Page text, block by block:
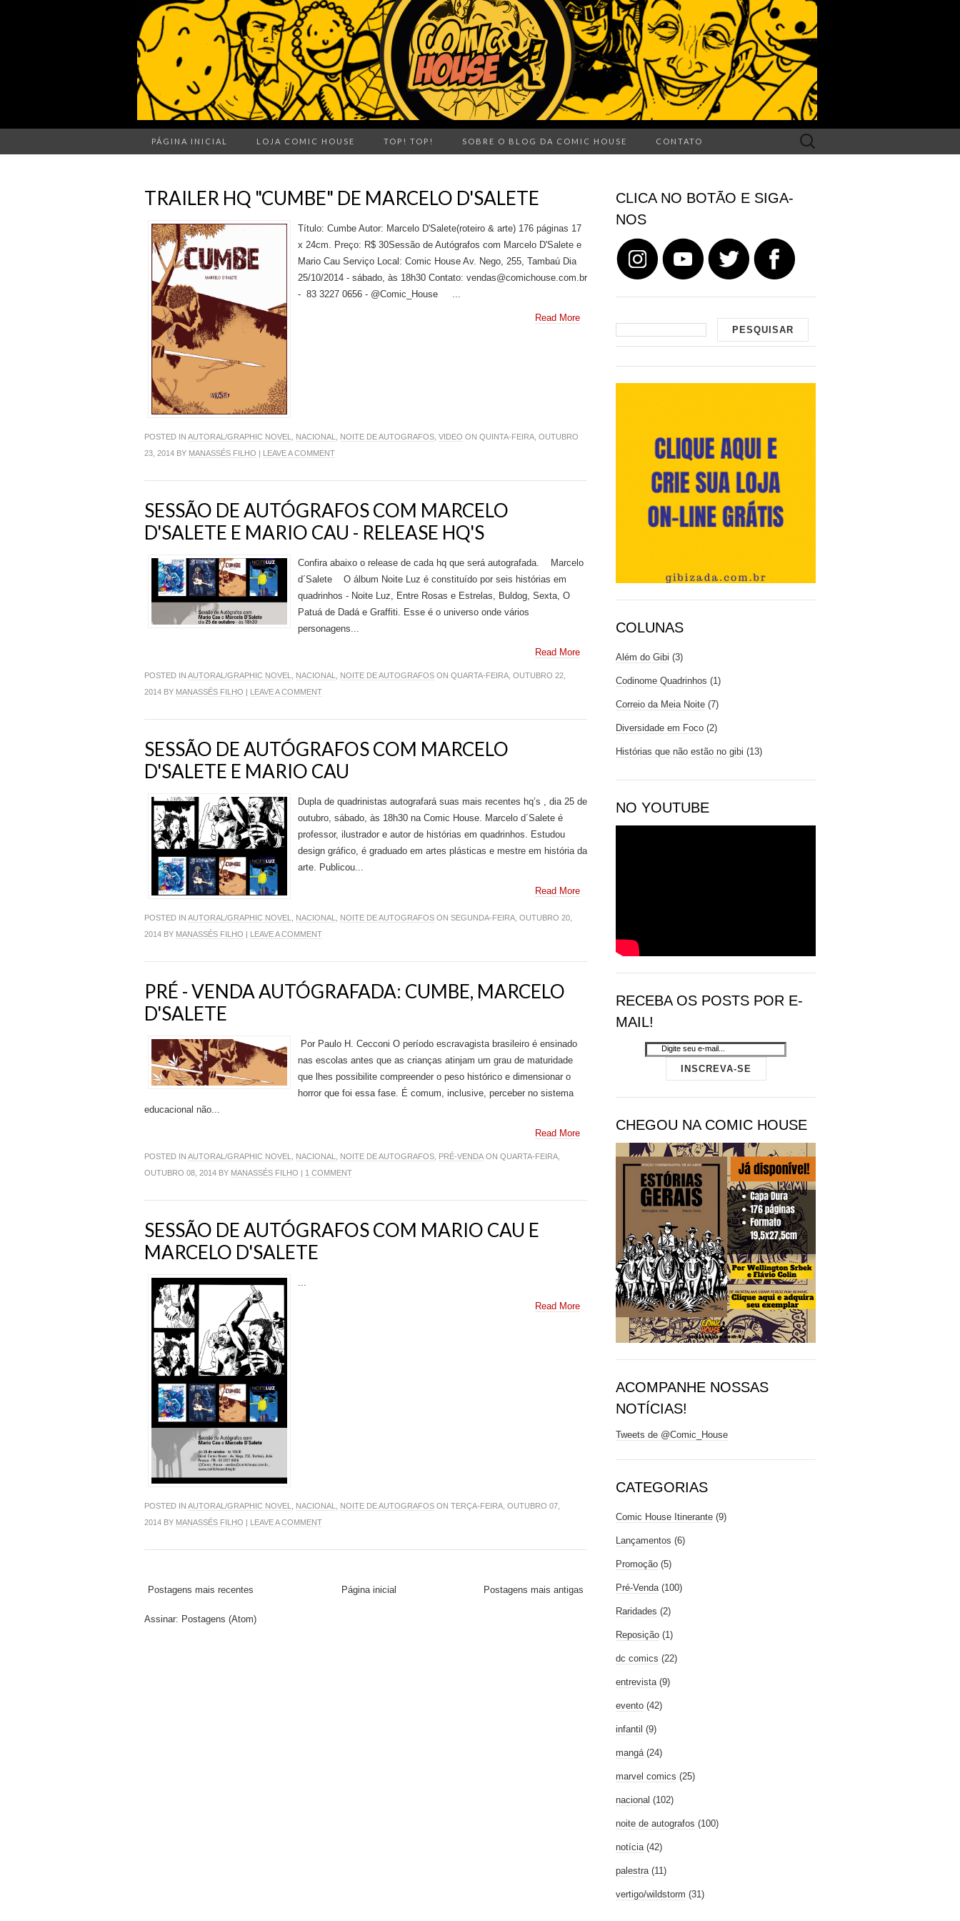
PÁGINA INICIAL LOJA COMIC HOUSE TOP! TOP! SOBRE O BLOG DA COMIC HOUSE CONTATO
Search
for:
TRAILER HQ "CUMBE" DE MARCELO D'SALETE
Título: Cumbe Autor: Marcelo D'Salete(roteiro & arte) 176 páginas 17
x 24cm. Preço: R$ 30Sessão de Autógrafos com Marcelo D'Salete e
Mario Cau Serviço Local: Comic House Av. Nego, 255, Tambaú Dia
25/10/2014 - sábado, às 18h30 Contato: vendas@comichouse.com.br
- 83 3227 0656 - @Comic_House ...
Read More
POSTED IN AUTORAL/GRAPHIC NOVEL NACIONAL NOITE DE AUTOGRAFOS VIDEO ON QUINTA-FEIRA, OUTUBRO
23, 2014 BY MANASSÉS FILHO | LEAVE A COMMENT
SESSÃO DE AUTÓGRAFOS COM MARCELO
D'SALETE E MARIO CAU - RELEASE HQ'S
Confira abaixo o release de cada hq que será autografada. Marcelo
d´Salete O álbum Noite Luz é constituído por seis histórias em
quadrinhos - Noite Luz, Entre Rosas e Estrelas, Buldog, Sexta, O
Patuá de Dadá e Graffiti. Esse é o universo onde vários
personagens...
Read More
POSTED IN AUTORAL/GRAPHIC NOVEL NACIONAL NOITE DE AUTOGRAFOS ON QUARTA-FEIRA, OUTUBRO 22,
2014 BY MANASSÉS FILHO | LEAVE A COMMENT
SESSÃO DE AUTÓGRAFOS COM MARCELO
D'SALETE E MARIO CAU
Dupla de quadrinistas autografará suas mais recentes hq’s , dia 25 de
outubro, sábado, às 18h30 na Comic House. Marcelo d´Salete é
professor, ilustrador e autor de histórias em quadrinhos. Estudou
design gráfico, é graduado em artes plásticas e mestre em história da
arte. Publicou...
Read More
POSTED IN AUTORAL/GRAPHIC NOVEL NACIONAL NOITE DE AUTOGRAFOS ON SEGUNDA-FEIRA, OUTUBRO 20,
2014 BY MANASSÉS FILHO | LEAVE A COMMENT
PRÉ - VENDA AUTÓGRAFADA: CUMBE, MARCELO
D'SALETE
Por Paulo H. Cecconi O período escravagista brasileiro é ensinado
nas escolas antes que as crianças atinjam um grau de maturidade
que lhes possibilite compreender o peso histórico e dimensionar o
horror que foi essa fase. É comum, inclusive, perceber no sistema
educacional não...
Read More
POSTED IN AUTORAL/GRAPHIC NOVEL NACIONAL NOITE DE AUTOGRAFOS PRÉ-VENDA ON QUARTA-FEIRA,
OUTUBRO 08, 2014 BY MANASSÉS FILHO | 1 COMMENT
SESSÃO DE AUTÓGRAFOS COM MARIO CAU E
MARCELO D'SALETE
...
Read More
POSTED IN AUTORAL/GRAPHIC NOVEL NACIONAL NOITE DE AUTOGRAFOS ON TERÇA-FEIRA, OUTUBRO 07,
2014 BY MANASSÉS FILHO LEAVE A COMMENT
Postagens mais recentes Postagens mais antigas
Página inicial
Assinar: Postagens (Atom)
CLICA NO BOTÃO E SIGA-
NOS
COLUNAS
Além do Gibi (3)
Codinome Quadrinhos (1)
Correio da Meia Noite (7)
Diversidade em Foco (2)
Histórias que não estão no gibi (13)
NO YOUTUBE
RECEBA OS POSTS POR E-
MAIL!
CHEGOU NA COMIC HOUSE
ACOMPANHE NOSSAS
NOTÍCIAS!
Tweets de @Comic_House
CATEGORIAS
Comic House Itinerante (9)
Lançamentos (6)
Promoção (5)
Pré-Venda (100)
Raridades (2)
Reposição (1)
dc comics (22)
entrevista (9)
evento (42)
infantil (9)
mangá (24)
marvel comics (25)
nacional (102)
noite de autografos (100)
notícia (42)
palestra (11)
vertigo/wildstorm (31)